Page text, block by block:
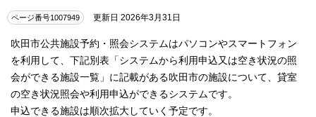
ページ番号1007949 更新日 2026年3月31日
吹田市公共施設予約・照会システムはパソコンやスマートフォン
を利用して、下記別表「システムから利用申込又は空き状況の照
会ができる施設一覧」に記載がある吹田市の施設について、貸室
の空き状況照会や利用申込ができるシステムです。
申込できる施設は順次拡大していく予定です。